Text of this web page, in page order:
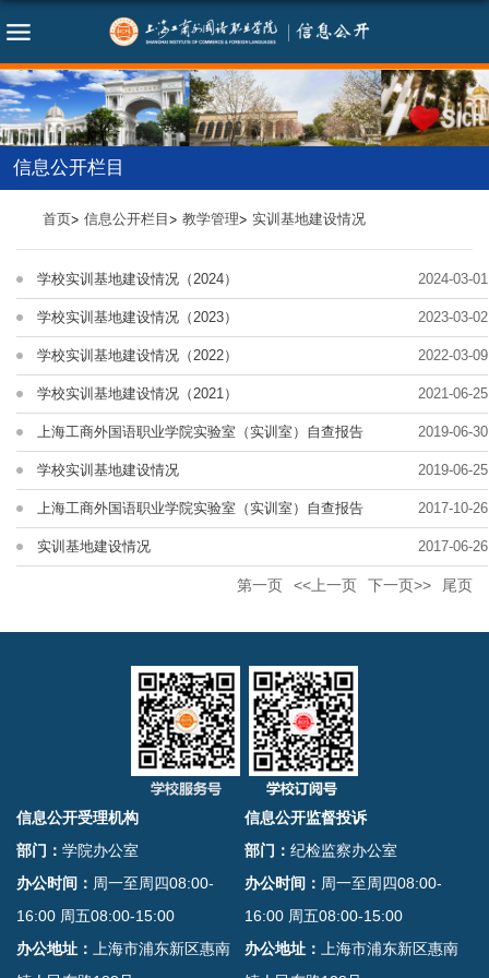
信息公开栏目
首页 信息公开栏目 教学管理 实训基地建设情况
学校实训基地建设情况（2024） 2024-03-01
学校实训基地建设情况（2023） 2023-03-02
学校实训基地建设情况（2022） 2022-03-09
学校实训基地建设情况（2021） 2021-06-25
上海工商外国语职业学院实验室（实训室）自查报告 2019-06-30
学校实训基地建设情况 2019-06-25
上海工商外国语职业学院实验室（实训室）自查报告 2017-10-26
实训基地建设情况 2017-06-26
第一页 <<上一页 下一页>> 尾页
信息公开受理机构
部门： 学院办公室
办公时间： 周一至周四08:00-
16:00 周五08:00-15:00
办公地址：
上海市浦东新区惠南
信息公开监督投诉
部门： 纪检监察办公室
办公时间： 周一至周四08:00-
16:00 周五08:00-15:00
办公地址：
上海市浦东新区惠南